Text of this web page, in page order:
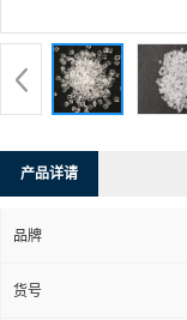
产品详请
品牌
货号